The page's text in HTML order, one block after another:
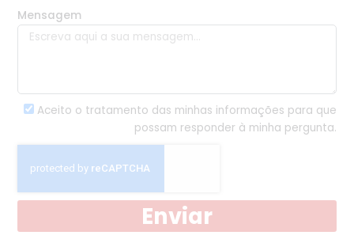
Mensagem
Aceito o tratamento das minhas informações para que
possam responder à minha pergunta.
Enviar